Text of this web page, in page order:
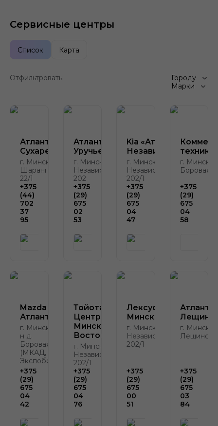
Сервисные центры
Список Карта
Отфильтровать:
Городу
Марки
Атлант-М
Сухарево
г. Минск, ул.
Шаранговича,
22/1
+375
(44)
702
37
95
Атлант-М
Уручье
г. Минск, пр.
Независимости,
202
+375
(29)
675
02
53
Kia «Атлант-М на
Независимости»
г. Минск, пр.
Независимости,
202/1
+375
(29)
675
04
47
техника
г. Минск,
Боровая,
+375
(29)
675
04
58
Mazda
Атлант-М
г. Минск, р-
н д.
Боровая, 2
(МКАД, у
Экспобела)
+375
(29)
675
04
42
Тойота
Центр
Минск
Восток
г. Минск, пр.
Независимости,
202/1
+375
(29)
675
04
76
Лексус-
Минск
г. Минск, пр.
Независимости,
202/1
+375
(29)
675
00
51
Атлант-
г. Минск,
+375
(29)
675
03
84